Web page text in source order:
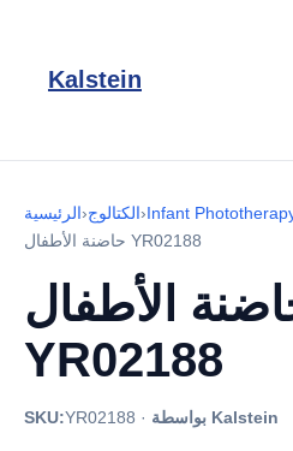
Kalstein
الرئيسية›الكتالوج›Infant
حاضنة الأطفال YR02188
الأطفال
YR02188
SKU:YR02188 · بواسطة Kalstein